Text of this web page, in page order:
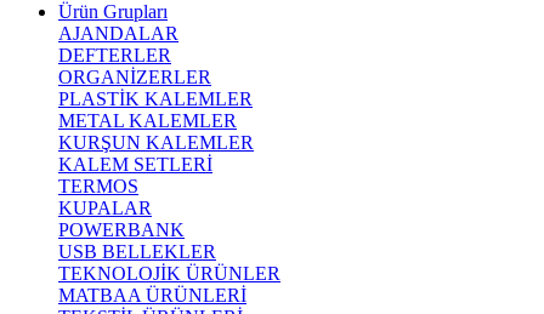
Ürün Grupları
AJANDALAR
DEFTERLER
ORGANİZERLER
PLASTİK KALEMLER
METAL KALEMLER
KURŞUN KALEMLER
KALEM SETLERİ
TERMOS
KUPALAR
POWERBANK
USB BELLEKLER
TEKNOLOJİK ÜRÜNLER
MATBAA ÜRÜNLERİ